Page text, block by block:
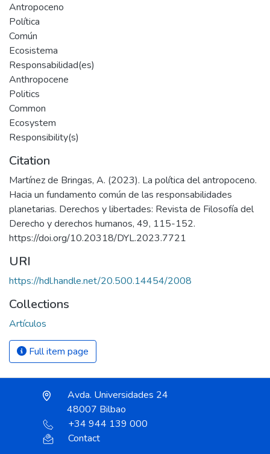
Antropoceno
Política
Común
Ecosistema
Responsabilidad(es)
Anthropocene
Politics
Common
Ecosystem
Responsibility(s)
Citation
Martínez de Bringas, A. (2023). La política del antropoceno.
Hacia un fundamento común de las responsabilidades
planetarias. Derechos y libertades: Revista de Filosofía del
Derecho y derechos humanos, 49, 115-152.
https://doi.org/10.20318/DYL.2023.7721
URI
https://hdl.handle.net/20.500.14454/2008
Collections
Artículos
Full item page
Avda. Universidades 24
48007 Bilbao
+34 944 139 000
Contact